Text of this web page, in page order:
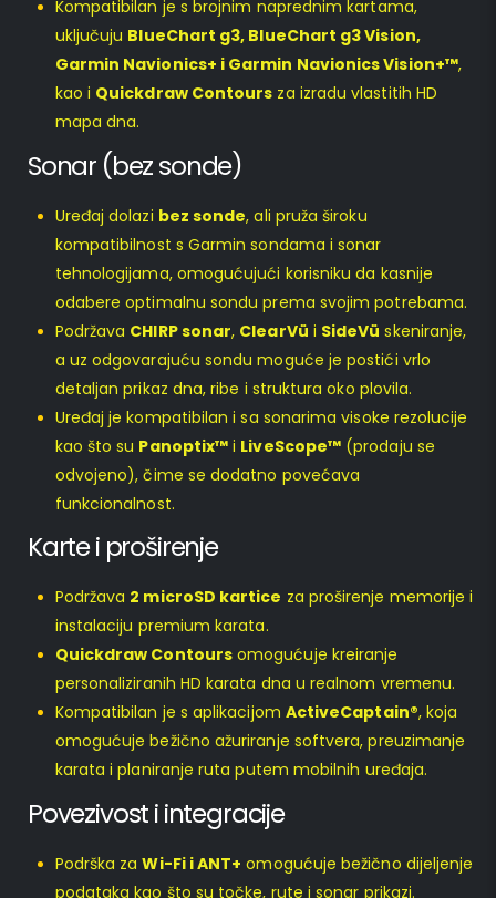
Kompatibilan je s brojnim naprednim kartama,
uključuju BlueChart g3, BlueChart g3 Vision,
Garmin Navionics+ i Garmin Navionics Vision+™,
kao i Quickdraw Contours za izradu vlastitih HD
mapa dna.
Sonar (bez sonde)
Uređaj dolazi bez sonde, ali pruža široku
kompatibilnost s Garmin sondama i sonar
tehnologijama, omogućujući korisniku da kasnije
odabere optimalnu sondu prema svojim potrebama.
Podržava CHIRP sonar, ClearVü i SideVü skeniranje,
a uz odgovarajuću sondu moguće je postići vrlo
detaljan prikaz dna, ribe i struktura oko plovila.
Uređaj je kompatibilan i sa sonarima visoke rezolucije
kao što su Panoptix™ i LiveScope™ (prodaju se
odvojeno), čime se dodatno povećava
funkcionalnost.
Karte i proširenje
Podržava 2 microSD kartice za proširenje memorije i
instalaciju premium karata.
Quickdraw Contoursomogućuje kreiranje
personaliziranih HD karata dna u realnom vremenu.
Kompatibilan je s aplikacijom ActiveCaptain®, koja
omogućuje bežično ažuriranje softvera, preuzimanje
karata i planiranje ruta putem mobilnih uređaja.
Povezivost i integracije
Podrška zaWi-Fi i ANT+ omogućuje bežično dijeljenje
podataka kao što su točke, rute i sonar prikazi.